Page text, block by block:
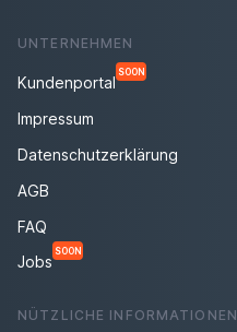
UNTERNEHMEN
Kundenportal
SOON
Impressum
Datenschutzerklärung
AGB
FAQ
Jobs
SOON
NÜTZLICHE INFORMATIONEN